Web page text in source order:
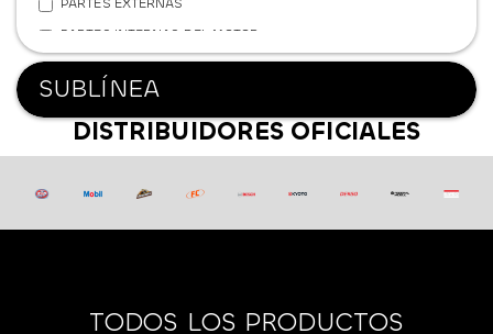
PARTES INTERNAS DEL MOTOR
REFRIGERACIÓN
SISTEMA DE FRENOS
SISTEMA DE SUSPENSIÓN
TRANSMISIÓN Y POTENCIA
FERRETERÍA
SUBLÍNEA
DISTRIBUIDORES OFICIALES
TODOS LOS PRODUCTOS